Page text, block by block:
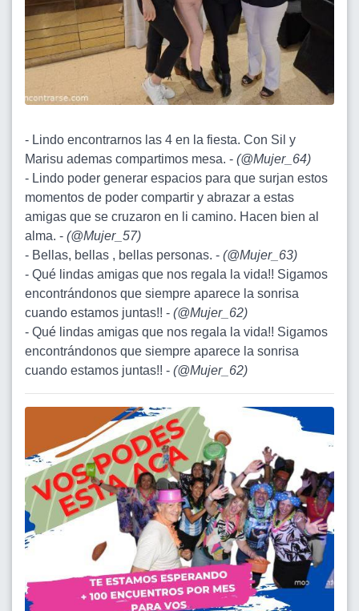
- Lindo encontrarnos las 4 en la fiesta. Con Sil y
Marisu ademas compartimos mesa. - (@Mujer_64)
- Lindo poder generar espacios para que surjan estos
momentos de poder compartir y abrazar a estas
amigas que se cruzaron en li camino. Hacen bien al
alma. - (@Mujer_57)
- Bellas, bellas , bellas personas. - (@Mujer_63)
- Qué lindas amigas que nos regala la vida!! Sigamos
encontrándonos que siempre aparece la sonrisa
cuando estamos juntas!! - (@Mujer_62)
- Qué lindas amigas que nos regala la vida!! Sigamos
encontrándonos que siempre aparece la sonrisa
cuando estamos juntas!! - (@Mujer_62)